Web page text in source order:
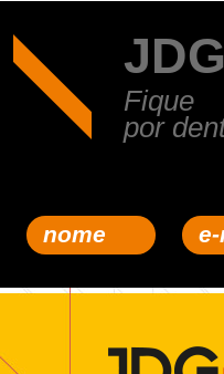
JDG
Fique
por